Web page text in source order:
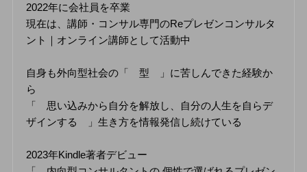
2022年に会社員を卒業
現在は、講師・コンサル専門のReプレゼンコンサルタ
ント｜オンライン講師として活動中
自身も外向型社会の「 型 」に苦しんできた経験か
ら
「 思い込みから自分を解放し、自分の人生を自らデ
ザインする 」生き方を情報発信し続けている
2023年Kindle著者デビュー